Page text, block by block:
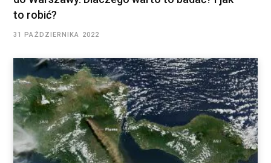
to robić?
31 PAŹDZIERNIKA 2022